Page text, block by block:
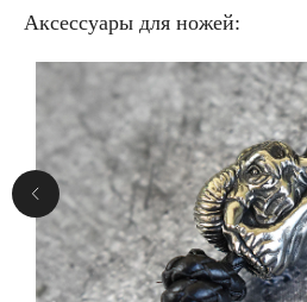
Аксессуары для ножей: